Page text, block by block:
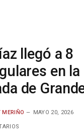
llegó a 8
en la
de
MERIÑO MAYO 20, 2026